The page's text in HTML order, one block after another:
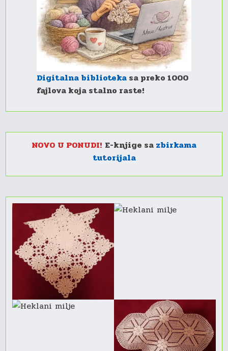
Digitalna biblioteka sa preko 1000
fajlova koja stalno raste!
NOVO U PONUDI! E-knjige sa zbirkama
tutorijala